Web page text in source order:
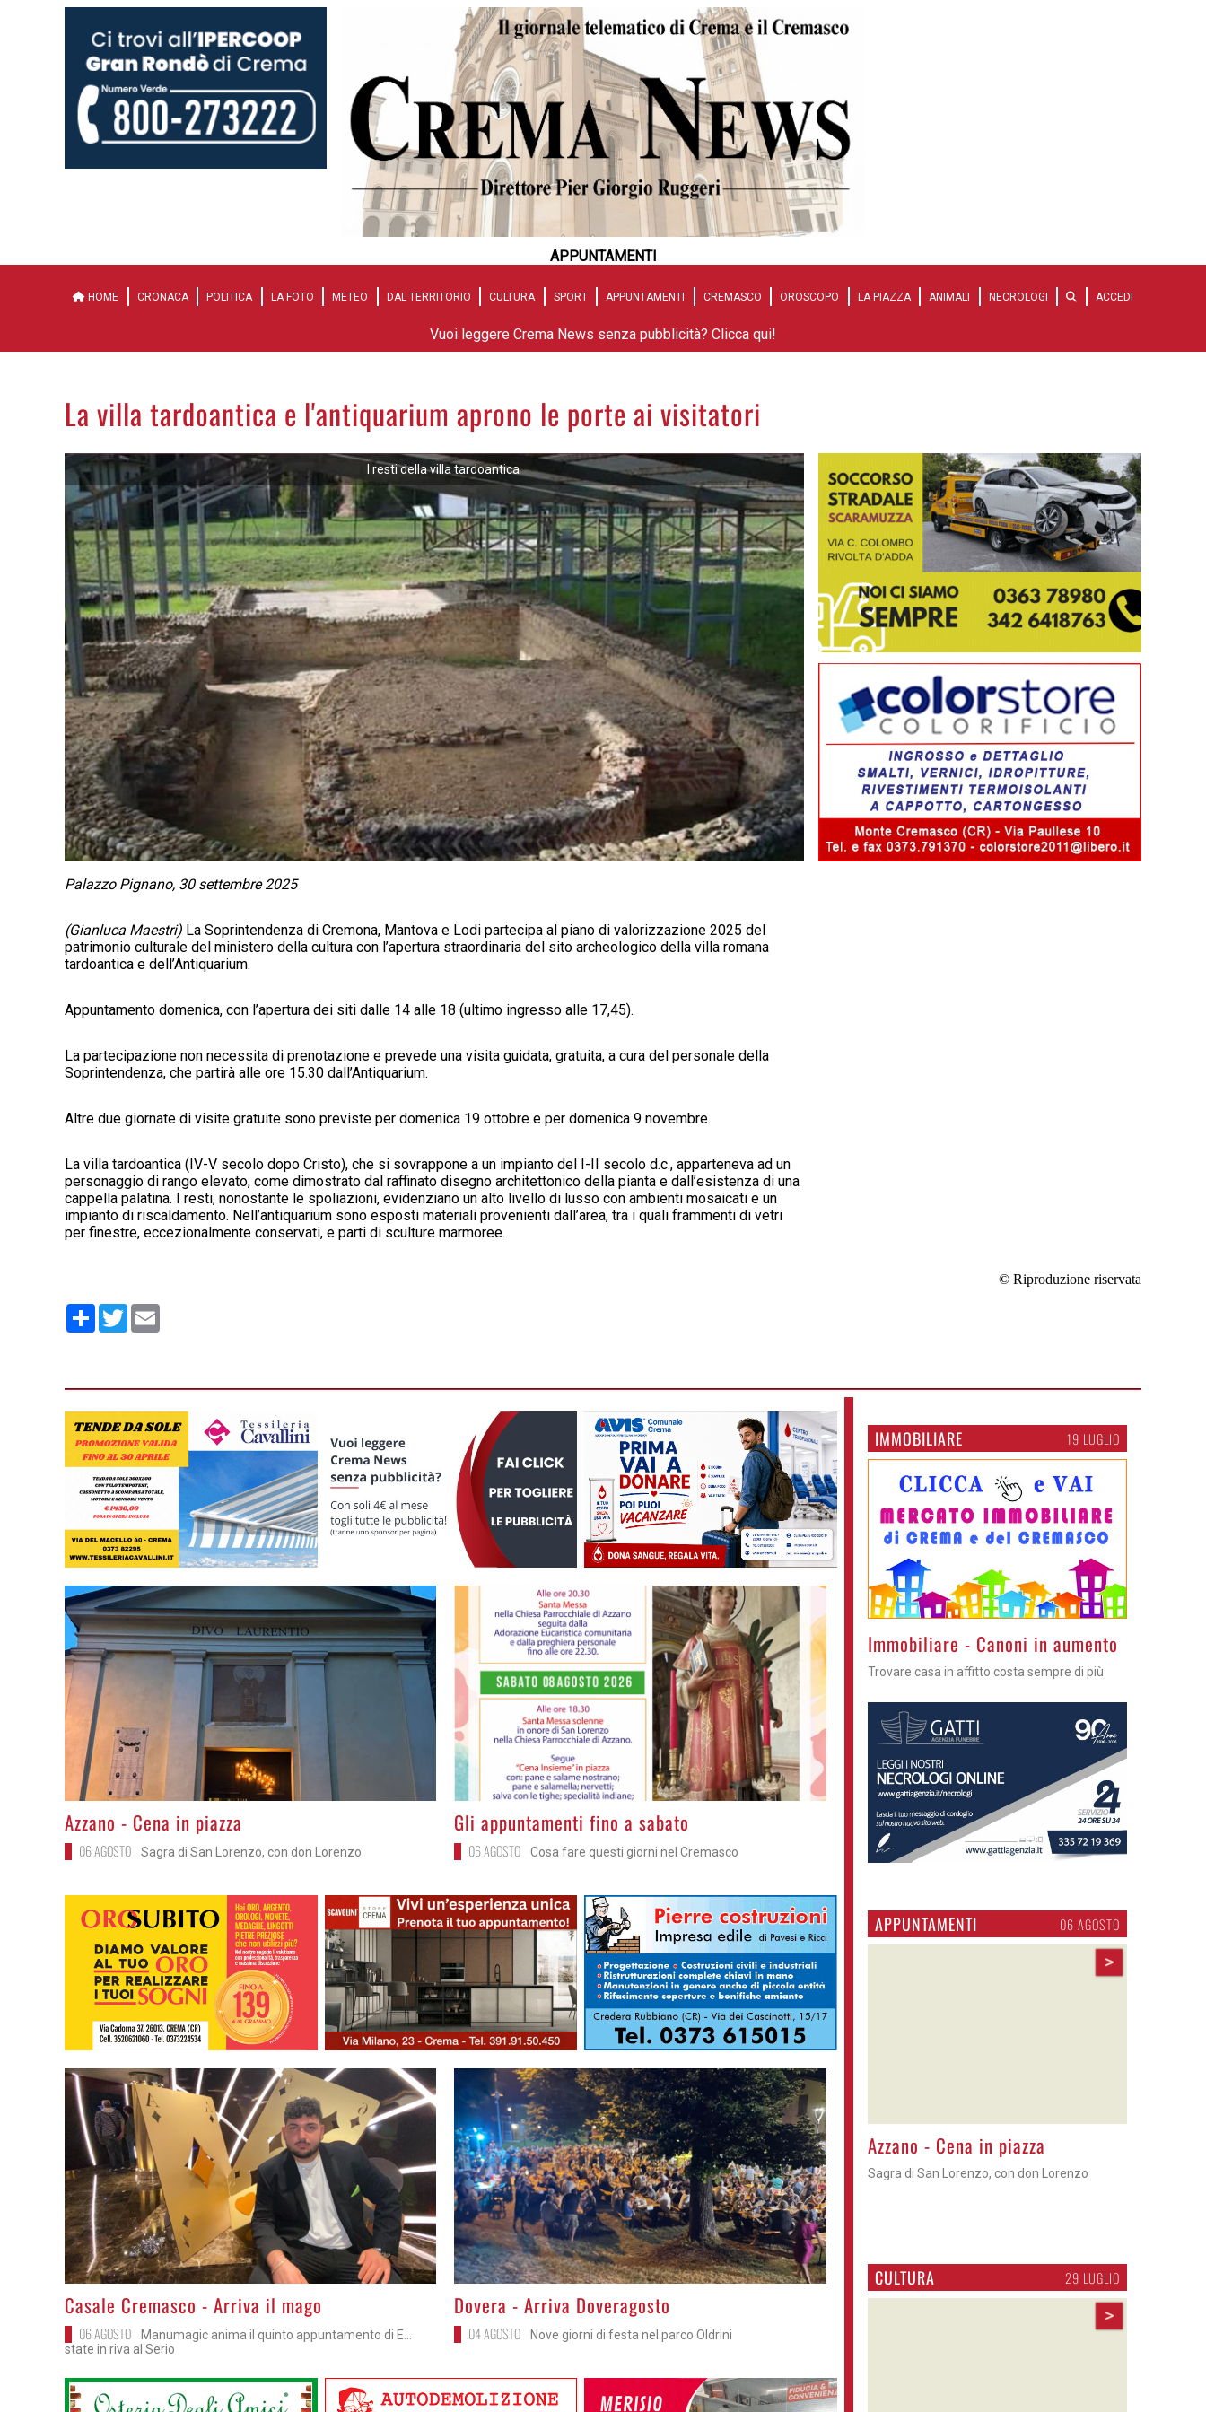
APPUNTAMENTI
HOME CRONACA POLITICA LA FOTO METEO DAL TERRITORIO CULTURA SPORT APPUNTAMENTI CREMASCO OROSCOPO LA PIAZZA ANIMALI NECROLOGI ACCEDI
Vuoi leggere Crema News senza pubblicità? Clicca qui!
La villa tardoantica e l'antiquarium aprono le porte ai visitatori
I resti della villa tardoantica
Palazzo Pignano, 30 settembre 2025
(Gianluca Maestri) La Soprintendenza di Cremona, Mantova e Lodi partecipa al piano di valorizzazione 2025 del
patrimonio culturale del ministero della cultura con l’apertura straordinaria del sito archeologico della villa romana
tardoantica e dell’Antiquarium.
Appuntamento domenica, con l’apertura dei siti dalle 14 alle 18 (ultimo ingresso alle 17,45).
La partecipazione non necessita di prenotazione e prevede una visita guidata, gratuita, a cura del personale della
Soprintendenza, che partirà alle ore 15.30 dall’Antiquarium.
Altre due giornate di visite gratuite sono previste per domenica 19 ottobre e per domenica 9 novembre.
La villa tardoantica (IV-V secolo dopo Cristo), che si sovrappone a un impianto del I-II secolo d.c., apparteneva ad un
personaggio di rango elevato, come dimostrato dal raffinato disegno architettonico della pianta e dall’esistenza di una
cappella palatina. I resti, nonostante le spoliazioni, evidenziano un alto livello di lusso con ambienti mosaicati e un
impianto di riscaldamento. Nell’antiquarium sono esposti materiali provenienti dall’area, tra i quali frammenti di vetri
per finestre, eccezionalmente conservati, e parti di sculture marmoree.
© Riproduzione riservata
Condividi
Twitter
>
Azzano - Cena in piazza
06 AGOSTO Sagra di San Lorenzo, con don Lorenzo
>
Gli appuntamenti fino a sabato
06 AGOSTO Cosa fare questi giorni nel Cremasco
>
Casale Cremasco - Arriva il mago
06 AGOSTO
Manumagic anima il quinto appuntamento di E...
state in riva al Serio
>
Dovera - Arriva Doveragosto
04 AGOSTO Nove giorni di festa nel parco Oldrini
IMMOBILIARE 19 LUGLIO
Immobiliare - Canoni in aumento
Trovare casa in affitto costa sempre di più
APPUNTAMENTI 06 AGOSTO
>
Gli appuntamenti fino a sabato
Cosa fare questi giorni nel Cremasco